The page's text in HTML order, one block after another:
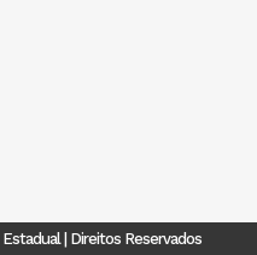
| Direitos Reservados